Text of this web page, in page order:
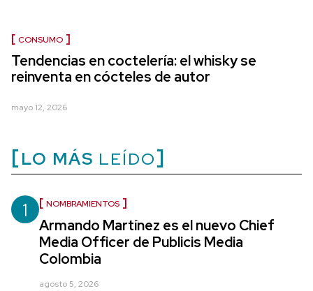
CONSUMO
Tendencias en coctelería: el whisky se
reinventa en cócteles de autor
mayo 12, 2026
LO MÁS LEÍDO
1 NOMBRAMIENTOS
Armando Martínez es el nuevo Chief
Media Officer de Publicis Media
Colombia
agosto 5, 2026